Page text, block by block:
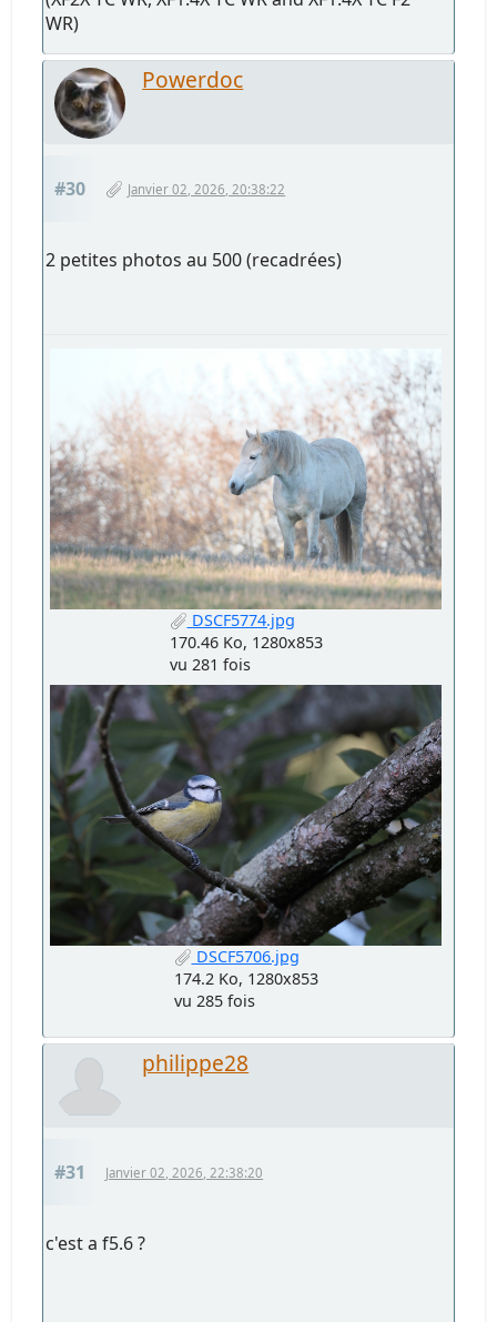
WR)
Powerdoc
#30 Janvier 02, 2026, 20:38:22
2 petites photos au 500 (recadrées)
DSCF5774.jpg
170.46 Ko, 1280x853
vu 281 fois
DSCF5706.jpg
174.2 Ko, 1280x853
vu 285 fois
philippe28
#31 Janvier 02, 2026, 22:38:20
c'est a f5.6 ?